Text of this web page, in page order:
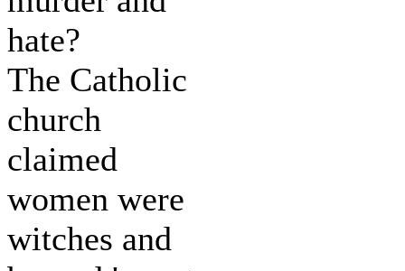
hate?
The Catholic
church
claimed
women were
witches and